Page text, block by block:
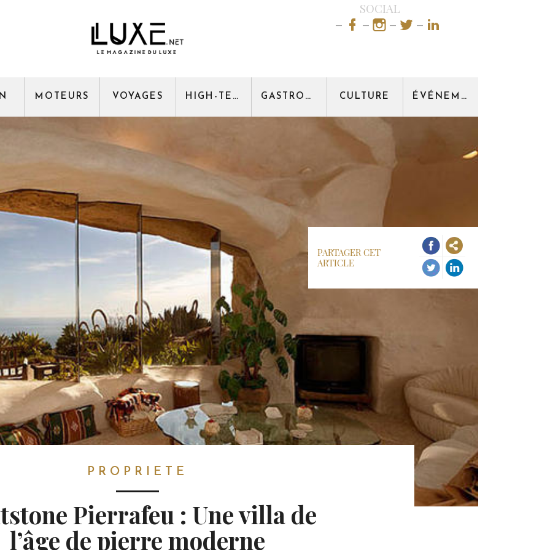
SOCIAL
MOTEURS VOYAGES HIGH-TECH GASTRONOMIE CULTURE ÉVÉNEMENT
PARTAGER CET
ARTICLE
PROPRIETE
Pierrafeu : Une villa de
l’âge de pierre moderne